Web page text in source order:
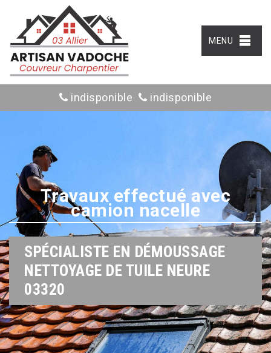
MENU
indisponible indisponible
Travaux effectué avec
camion nacelle
SPÉCIALISTE EN DÉMOUSSAGE
NETTOYAGE DE TUILE NEURE
03320